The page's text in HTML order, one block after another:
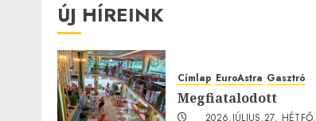
ÚJ HÍREINK
Címlap EuroAstra Gasztró
Megfiatalodott
2026.JÚLIUS.27. HÉTFŐ.